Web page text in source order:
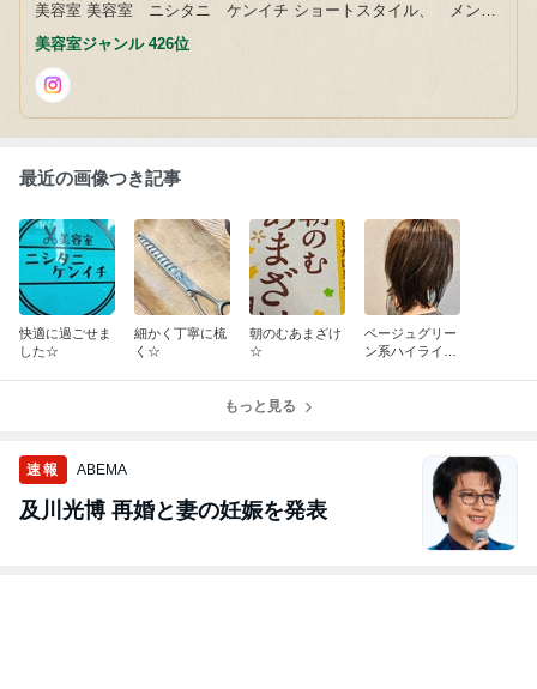
美容室 美容室 ニシタニ ケンイチ ショートスタイル、 メンズ
カットが得意な美容師です 音楽、読書、格闘技、サッカー、銭
湯、美術館、喫茶店が好きです よろしくお願いします
美容室ジャンル 426位
最近の画像つき記事
快適に過ごせま
した☆
細かく丁寧に梳
く☆
朝のむあまざけ
☆
ベージュグリー
ン系ハイライト
もっと見る
速報 ABEMA
及川光博 再婚と妻の妊娠を発表